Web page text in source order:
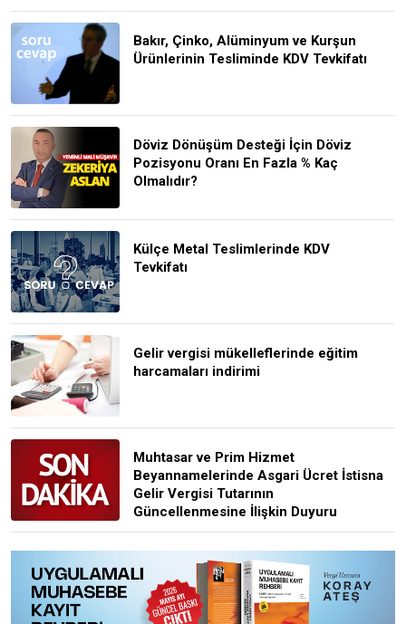
Bakır, Çinko, Alüminyum ve Kurşun
Ürünlerinin Tesliminde KDV Tevkifatı
Döviz Dönüşüm Desteği İçin Döviz
Pozisyonu Oranı En Fazla % Kaç
Olmalıdır?
Külçe Metal Teslimlerinde KDV
Tevkifatı
Gelir vergisi mükelleflerinde eğitim
harcamaları indirimi
Muhtasar ve Prim Hizmet
Beyannamelerinde Asgari Ücret İstisna
Gelir Vergisi Tutarının
Güncellenmesine İlişkin Duyuru